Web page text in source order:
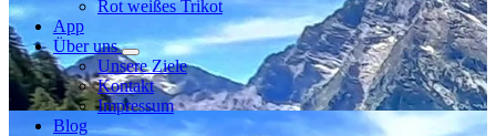
Rot weißes Trikot
App
Über uns
Unsere Ziele
Kontakt
Impressum
Blog